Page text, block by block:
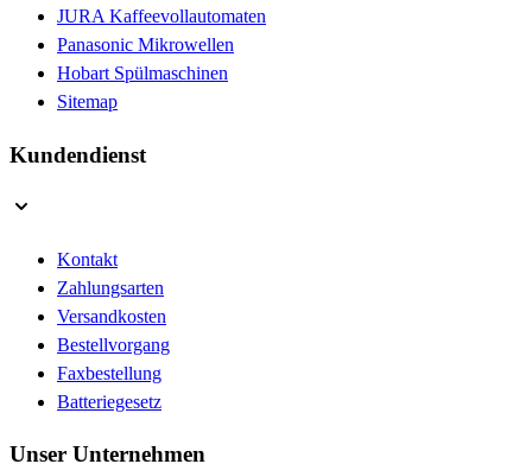
JURA Kaffeevollautomaten
Panasonic Mikrowellen
Hobart Spülmaschinen
Sitemap
Kundendienst
Kontakt
Zahlungsarten
Versandkosten
Bestellvorgang
Faxbestellung
Batteriegesetz
Unser Unternehmen